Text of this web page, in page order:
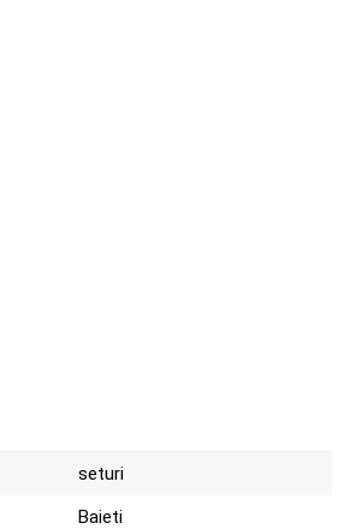
seturi
Baieti